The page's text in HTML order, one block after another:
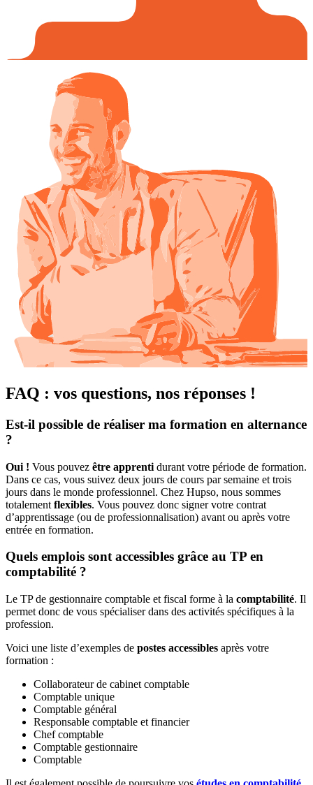
FAQ : vos questions, nos réponses !
Est-il possible de réaliser ma formation en alternance
?
Oui ! Vous pouvez être apprenti durant votre période de formation.
Dans ce cas, vous suivez deux jours de cours par semaine et trois
jours dans le monde professionnel. Chez Hupso, nous sommes
totalement flexibles. Vous pouvez donc signer votre contrat
d’apprentissage (ou de professionnalisation) avant ou après votre
entrée en formation.
Quels emplois sont accessibles grâce au TP en
comptabilité ?
Le TP de gestionnaire comptable et fiscal forme à la comptabilité. Il
permet donc de vous spécialiser dans des activités spécifiques à la
profession.
Voici une liste d’exemples de postes accessibles après votre
formation :
Collaborateur de cabinet comptable
Comptable unique
Comptable général
Responsable comptable et financier
Chef comptable
Comptable gestionnaire
Comptable